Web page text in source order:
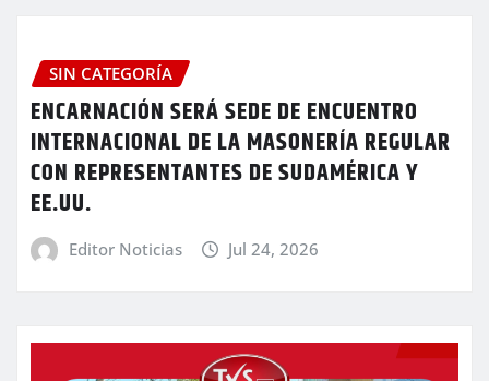
SIN CATEGORÍA
ENCARNACIÓN SERÁ SEDE DE ENCUENTRO
INTERNACIONAL DE LA MASONERÍA REGULAR
CON REPRESENTANTES DE SUDAMÉRICA Y
EE.UU.
Editor Noticias Jul 24, 2026